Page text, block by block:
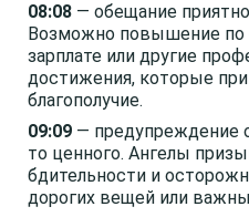
08:08 — обещание
Возможно повышение по
зарплате или другие
достижения, которые
благополучие.
09:09 — предупреждение
то ценного. Ангелы
бдительности и
дорогих вещей или